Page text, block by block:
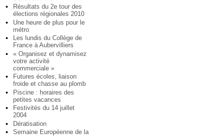
Résultats du 2e tour des
élections régionales 2010
Une heure de plus pour le
métro
Les lundis du Collège de
France à Aubervilliers
« Organisez et dynamisez
votre activité
commerciale »
Futures écoles, liaison
froide et chasse au plomb
Piscine : horaires des
petites vacances
Festivités du 14 juillet
2004
Dératisation
Semaine Européenne de la